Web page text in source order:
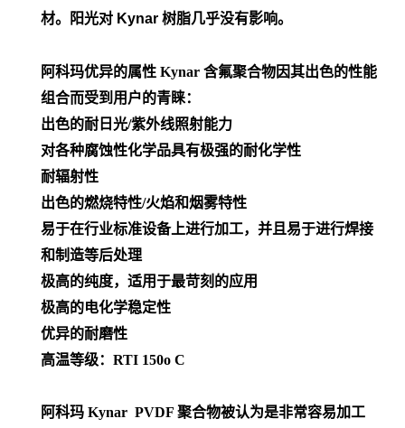
材。阳光对 Kynar 树脂几乎没有影响。
阿科玛优异的属性 Kynar 含氟聚合物因其出色的性能
组合而受到用户的青睐：
出色的耐日光/紫外线照射能力
对各种腐蚀性化学品具有极强的耐化学性
耐辐射性
出色的燃烧特性/火焰和烟雾特性
易于在行业标准设备上进行加工，并且易于进行焊接
和制造等后处理
极高的纯度，适用于最苛刻的应用
极高的电化学稳定性
优异的耐磨性
高温等级：RTI 150o C
阿科玛 Kynar PVDF 聚合物被认为是非常容易加工